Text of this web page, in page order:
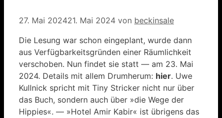
27. Mai 202421. Mai 2024 von beckinsale
Die Lesung war schon eingeplant, wurde dann
aus Verfügbarkeitsgründen einer Räumlichkeit
verschoben. Nun findet sie statt — am 23. Mai
2024. Details mit allem Drumherum: hier. Uwe
Kullnick spricht mit Tiny Stricker nicht nur über
das Buch, sondern auch über »die Wege der
Hippies«. — »Hotel Amir Kabir« ist übrigens das